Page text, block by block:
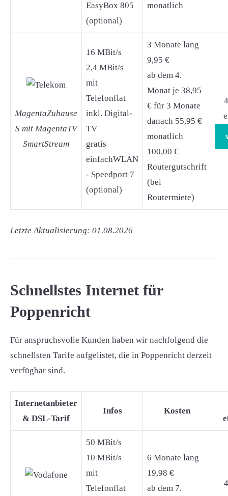
EasyBox 805
(optional)
monatlich
MagentaZuhause
S mit MagentaTV
SmartStream
16 MBit/s
2,4 MBit/s
mit
Telefonflat
inkl. Digital-
TV
gratis
einfachWLAN
- Speedport 7
(optional)
3 Monate lang
9,95 €
ab dem 4.
Monat je 38,95
€ für 3 Monate
danach 55,95 €
monatlich
100,00 €
Routergutschrift
(bei
Routermiete)
Letzte Aktualisierung: 01.08.2026
Schnellstes Internet für
Poppenricht
Für anspruchsvolle Kunden haben wir nachfolgend die
schnellsten Tarife aufgelistet, die in Poppenricht derzeit
verfügbar sind.
Internetanbieter
& DSL-Tarif
Infos Kosten
50 MBit/s
10 MBit/s
mit
Telefonflat
6 Monate lang
19,98 €
ab dem 7.